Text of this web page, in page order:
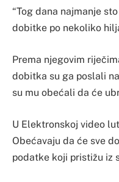
“Tog dana najmanje
dobitke po nekoliko
Prema njegovim
dobitka su ga poslali
su mu obećali da će
U Elektronskoj video
Obećavaju da će sve
podatke koji pristižu iz